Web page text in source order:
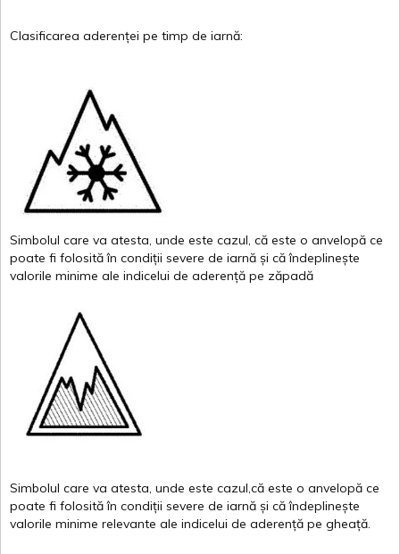
Clasificarea aderenței pe timp de iarnă:
Simbolul care va atesta, unde este cazul, că este o anvelopă ce
poate fi folosită în condiții severe de iarnă și că îndeplinește
valorile minime ale indicelui de aderență pe zăpadă
Simbolul care va atesta, unde este cazul,că este o anvelopă ce
poate fi folosită în condiții severe de iarnă și că îndeplinește
valorile minime relevante ale indicelui de aderență pe gheață.